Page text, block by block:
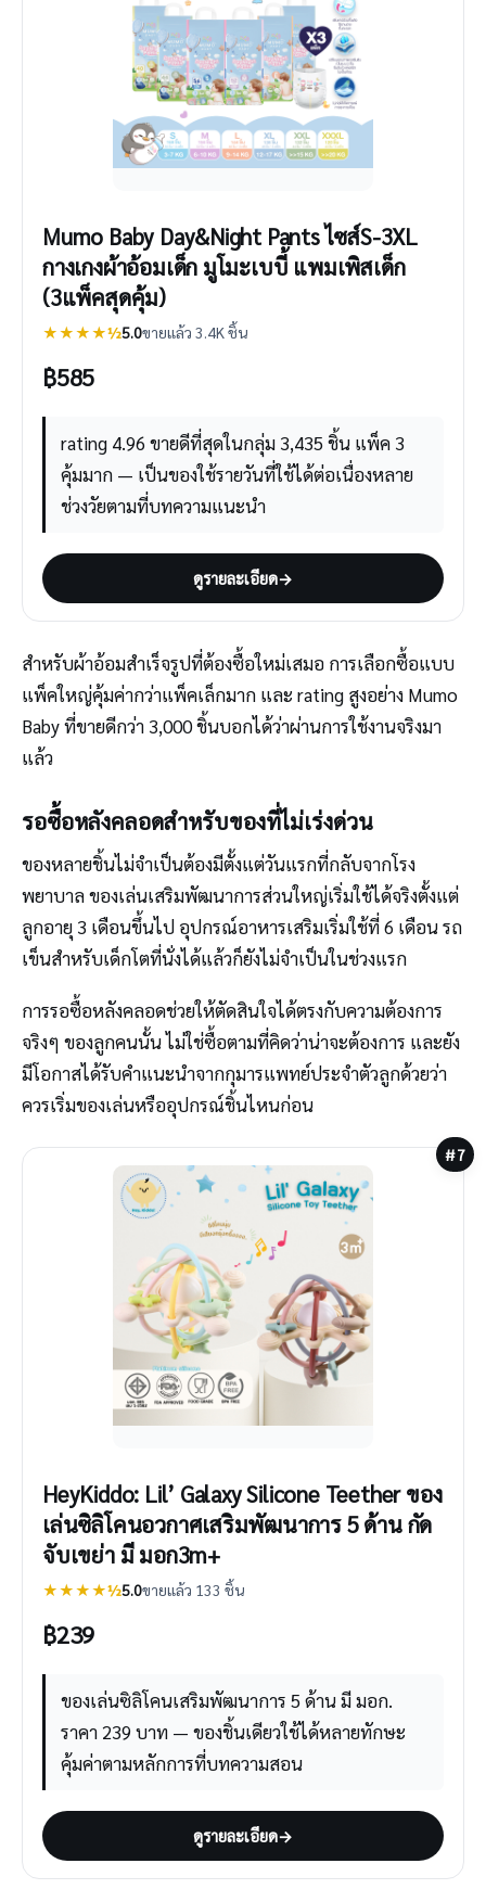
Mumo Baby Day&Night Pants ไซส์S-3XL
กางเกงผ้าอ้อมเด็ก มูโมะเบบี้ แพมเพิสเด็ก
(3แพ็คสุดคุ้ม)
★★★★½5.0ขายแล้ว 3.4K ชิ้น
฿585
rating 4.96 ขายดีที่สุดในกลุ่ม 3,435 ชิ้น แพ็ค 3
คุ้มมาก — เป็นของใช้รายวันที่ใช้ได้ต่อเนื่องหลาย
ช่วงวัยตามที่บทความแนะนำ
ดูรายละเอียด→
สำหรับผ้าอ้อมสำเร็จรูปที่ต้องซื้อใหม่เสมอ การเลือกซื้อแบบ
แพ็คใหญ่คุ้มค่ากว่าแพ็คเล็กมาก และ rating สูงอย่าง Mumo
Baby ที่ขายดีกว่า 3,000 ชิ้นบอกได้ว่าผ่านการใช้งานจริงมา
แล้ว
รอซื้อหลังคลอดสำหรับของที่ไม่เร่งด่วน
ของหลายชิ้นไม่จำเป็นต้องมีตั้งแต่วันแรกที่กลับจากโรง
พยาบาล ของเล่นเสริมพัฒนาการส่วนใหญ่เริ่มใช้ได้จริงตั้งแต่
ลูกอายุ 3 เดือนขึ้นไป อุปกรณ์อาหารเสริมเริ่มใช้ที่ 6 เดือน รถ
เข็นสำหรับเด็กโตที่นั่งได้แล้วก็ยังไม่จำเป็นในช่วงแรก
การรอซื้อหลังคลอดช่วยให้ตัดสินใจได้ตรงกับความต้องการ
จริงๆ ของลูกคนนั้น ไม่ใช่ซื้อตามที่คิดว่าน่าจะต้องการ และยัง
มีโอกาสได้รับคำแนะนำจากกุมารแพทย์ประจำตัวลูกด้วยว่า
ควรเริ่มของเล่นหรืออุปกรณ์ชิ้นไหนก่อน
#7
HeyKiddo: Lil’ Galaxy Silicone Teether ของ
เล่นซิลิโคนอวกาศเสริมพัฒนาการ 5 ด้าน กัด
จับเขย่า มี มอก3m+
★★★★½5.0ขายแล้ว 133 ชิ้น
฿239
ของเล่นซิลิโคนเสริมพัฒนาการ 5 ด้าน มี มอก.
ราคา 239 บาท — ของชิ้นเดียวใช้ได้หลายทักษะ
คุ้มค่าตามหลักการที่บทความสอน
ดูรายละเอียด→